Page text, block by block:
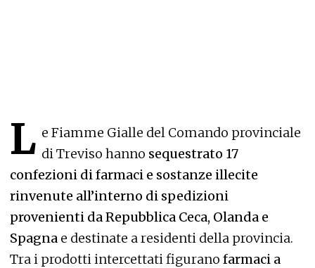
L e Fiamme Gialle del Comando provinciale
di Treviso hanno sequestrato 17
confezioni di farmaci e sostanze illecite
rinvenute all’interno di spedizioni
provenienti da Repubblica Ceca, Olanda e
Spagna e destinate a residenti della provincia.
Tra i prodotti intercettati figurano farmaci a